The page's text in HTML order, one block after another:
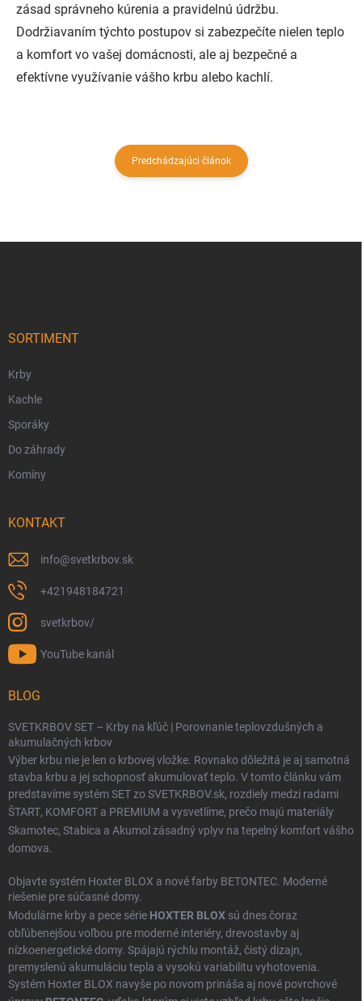
zásad správneho kúrenia a pravidelnú údržbu.
Dodržiavaním týchto postupov si zabezpečíte nielen teplo
a komfort vo vašej domácnosti, ale aj bezpečné a
efektívne využívanie vášho krbu alebo kachlí.
Predchádzajúci článok
SORTIMENT
Krby
Kachle
Sporáky
Do záhrady
Komíny
KONTAKT
info@svetkrbov.sk
+421948184721
svetkrbov/
YouTube kanál
BLOG
SVETKRBOV SET – Krby na kľúč | Porovnanie teplovzdušných a
akumulačných krbov
Výber krbu nie je len o krbovej vložke. Rovnako dôležitá je aj samotná
stavba krbu a jej schopnosť akumulovať teplo. V tomto článku vám
predstavíme systém SET zo SVETKRBOV.sk, rozdiely medzi radami
ŠTART, KOMFORT a PREMIUM a vysvetlíme, prečo majú materiály
Skamotec, Stabica a Akumol zásadný vplyv na tepelný komfort vášho
domova.
Objavte systém Hoxter BLOX a nové farby BETONTEC. Moderné
riešenie pre súčasné domy.
Modulárne krby a pece série HOXTER BLOX sú dnes čoraz
obľúbenejšou voľbou pre moderné interiéry, drevostavby aj
nízkoenergetické domy. Spájajú rýchlu montáž, čistý dizajn,
premyslenú akumuláciu tepla a vysokú variabilitu vyhotovenia.
Systém Hoxter BLOX navyše po novom prináša aj nové povrchové